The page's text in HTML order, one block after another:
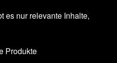
es nur relevante Inhalte,
Produkte